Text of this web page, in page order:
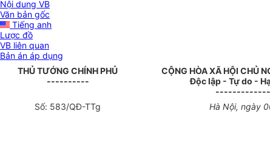
Nội dung VB
Văn bản gốc
Tiếng anh
Lược đồ
VB liên quan
Bản án áp dụng
THỦ TƯỚNG CHÍNH PHỦ
----------
CỘNG HÒA XÃ HỘI CHỦ
Độc lập - Tự do -
Số: 583/QĐ-TTg Hà Nội, ngày